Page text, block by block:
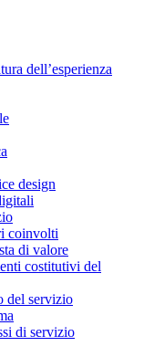
dell’esperienza
design
coinvolti
di valore
costitutivi del
del servizio
di servizio